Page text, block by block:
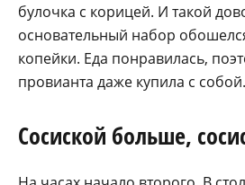
булочка с корицей. И такой
основательный набор
копейки. Еда понравилась,
провианта даже купила с собой.
Сосиской больше,